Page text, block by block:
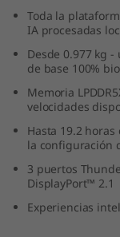
Toda la
IA procesadas
Desde 0.977 kg
de base 100%
Memoria
velocidades
Hasta 19.2
la configuración
3 puertos
DisplayPort™ 2.1
Experiencias